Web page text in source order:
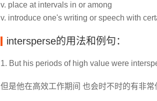
v. place at intervals in or among
v. introduce one's writing or speech with
intersperse的用法和例句：
1. But his periods of high value were
但是他在高效工作期间 也会时不时的有非常